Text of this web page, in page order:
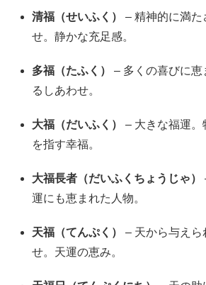
清福（せいふく）
– 精神的に満
せ。静かな充足感。
多福（たふく）
– 多くの喜びに
るしあわせ。
大福（だいふく）
– 大きな福運。
を指す幸福。
大福長者（だいふくちょうじゃ）
運にも恵まれた人物。
天福（てんぷく）
– 天から与え
せ。天運の恵み。